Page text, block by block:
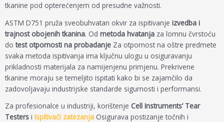
tkanine pod opterećenjem od presudne važnosti.
ASTM D751 pruža sveobuhvatan okvir za ispitivanje izvedba i
trajnost obojenih tkanina. Od metoda hvatanja za lomnu čvrstoću
dotest otpornosti na probadanje Za otpornost na oštre predmete
svaka metoda ispitivanja ima ključnu ulogu u osiguravanju
prikladnosti materijala za namijenjenu primjenu. Prekrivene
tkanine moraju se temeljito ispitati kako bi se zajamčilo da
zadovoljavaju industrijske standarde sigurnosti i performansi.
Za profesionalce u industriji, korištenje Cell Instruments’ Tear
Testers i Ispitivači zatezanja Osigurava postizanje točnih i